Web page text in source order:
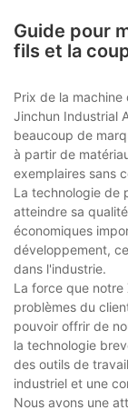
Guide pour
fils et la
Prix ​​de la
Jinchun Industrial
beaucoup de
à partir de
exemplaires sans
La technologie de
atteindre sa
économiques
développement,
dans l'industrie.
La force que notre
problèmes du
pouvoir offrir de
la technologie
des outils de
industriel et une
Nous avons une